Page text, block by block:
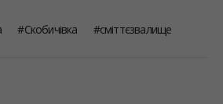
Скобичівка сміттєзвалище